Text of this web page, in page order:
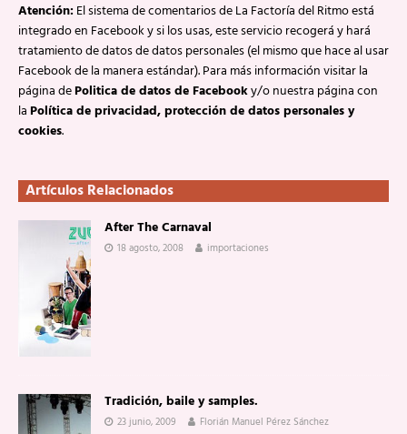
Atención:El sistema de comentarios de La Factoría del Ritmo está
integrado en Facebook y si los usas, este servicio recogerá y hará
tratamiento de datos de datos personales (el mismo que hace al usar
Facebook de la manera estándar). Para más información visitar la
página dePolitica de datos de Facebooky/o nuestra página con
laPolítica de privacidad, protección de datos personales y
cookies.
Artículos Relacionados
After The Carnaval
18 agosto, 2008 importaciones
Tradición, baile y samples.
23 junio, 2009 Florián Manuel Pérez Sánchez